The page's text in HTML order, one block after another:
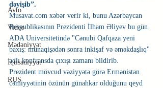
Avto
Video
Mədəniyyət
İqtisadiyyat
RUS
dəyişib”.
Musavat.com xəbər verir ki, bunu Azərbaycan
Respublikasının Prezidenti İlham Əliyev bu gün
ADA Universitetində "Cənubi Qafqaza yeni
baxış: münaqişədən sonra inkişaf və əməkdaşlıq"
adlı konfransda çıxışı zamanı bildirib.
Prezident mövcud vəziyyətə görə Ermənistan
cəmiyyətinin özünün günahkar olduğunu qeyd